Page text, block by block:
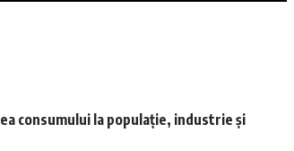
consumului la populație, industrie și